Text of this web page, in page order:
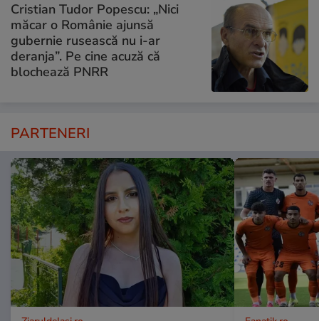
Cristian Tudor Popescu: „Nici
măcar o Românie ajunsă
gubernie rusească nu i-ar
deranja”. Pe cine acuză că
blochează PNRR
PARTENERI